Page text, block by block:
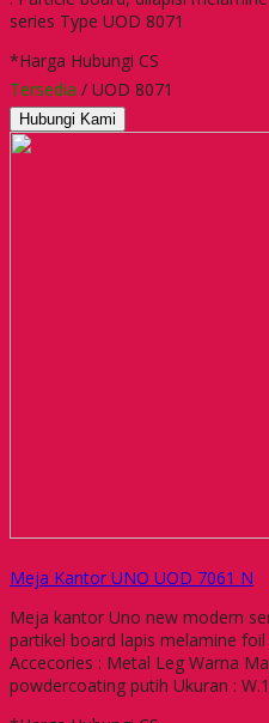
series Type UOD 8071
*Harga Hubungi CS
Tersedia / UOD 8071
Hubungi Kami
Meja Kantor UNO UOD 7061 N
Meja kantor Uno new modern
partikel board lapis melamine foil
Accecories : Metal Leg Warna
powdercoating putih Ukuran :